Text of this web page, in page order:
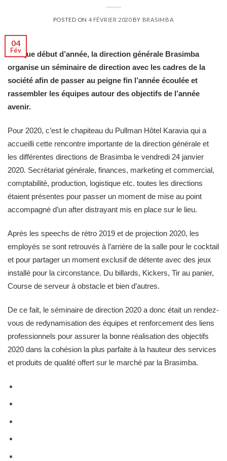
POSTED ON 4 FÉVRIER 2020 BY BRASIMBA
04
Fév
Chaque début d’année, la direction générale Brasimba
organise un séminaire de direction avec les cadres de la
société afin de passer au peigne fin l’année écoulée et
rassembler les équipes autour des objectifs de l’année
avenir.
Pour 2020, c’est le chapiteau du Pullman Hôtel Karavia qui a
accueilli cette rencontre importante de la direction générale et
les différentes directions de Brasimba le vendredi 24 janvier
2020. Secrétariat générale, finances, marketing et commercial,
comptabilité, production, logistique etc. toutes les directions
étaient présentes pour passer un moment de mise au point
accompagné d’un after distrayant mis en place sur le lieu.
Après les speechs de rétro 2019 et de projection 2020, les
employés se sont retrouvés à l’arrière de la salle pour le cocktail
et pour partager un moment exclusif de détente avec des jeux
installé pour la circonstance. Du billards, Kickers, Tir au panier,
Course de serveur à obstacle et bien d’autres.
De ce fait, le séminaire de direction 2020 a donc était un rendez-
vous de redynamisation des équipes et renforcement des liens
professionnels pour assurer la bonne réalisation des objectifs
2020 dans la cohésion la plus parfaite à la hauteur des services
et produits de qualité offert sur le marché par la Brasimba.